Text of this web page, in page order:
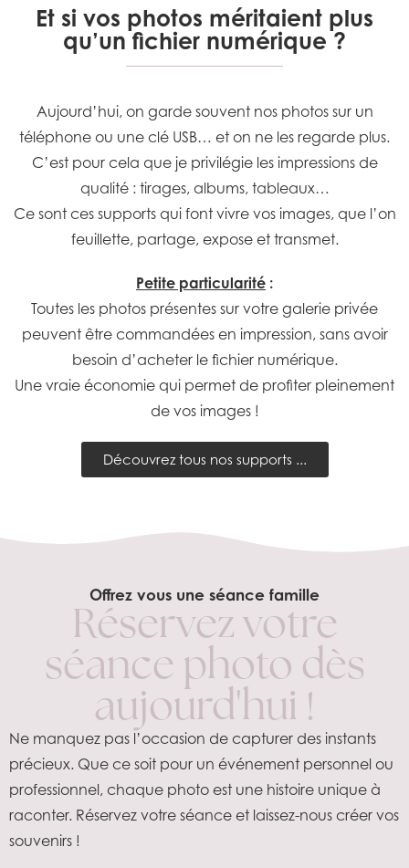
Et si vos photos méritaient plus
qu’un fichier numérique ?
Aujourd’hui, on garde souvent nos photos sur un
téléphone ou une clé USB… et on ne les regarde plus.
C’est pour cela que je privilégie les impressions de
qualité : tirages, albums, tableaux…
Ce sont ces supports qui font vivre vos images, que l’on
feuillette, partage, expose et transmet.
Petite particularité :
Toutes les photos présentes sur votre galerie privée
peuvent être commandées en impression, sans avoir
besoin d’acheter le fichier numérique.
Une vraie économie qui permet de profiter pleinement
de vos images !
Découvrez tous nos supports ...
Offrez vous une séance famille
Réservez votre
séance photo dès
aujourd'hui !
Ne manquez pas l’occasion de capturer des instants
précieux. Que ce soit pour un événement personnel ou
professionnel, chaque photo est une histoire unique à
raconter. Réservez votre séance et laissez-nous créer vos
souvenirs !